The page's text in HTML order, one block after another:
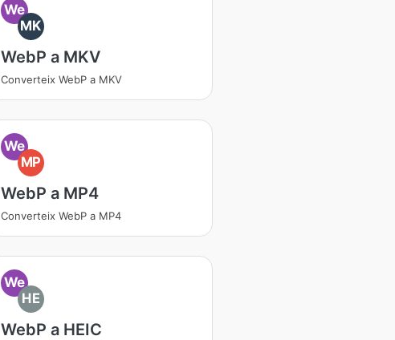
We
MK
WebP a MKV
Converteix WebP a MKV
We
MP
WebP a MP4
Converteix WebP a MP4
We
HE
WebP a HEIC